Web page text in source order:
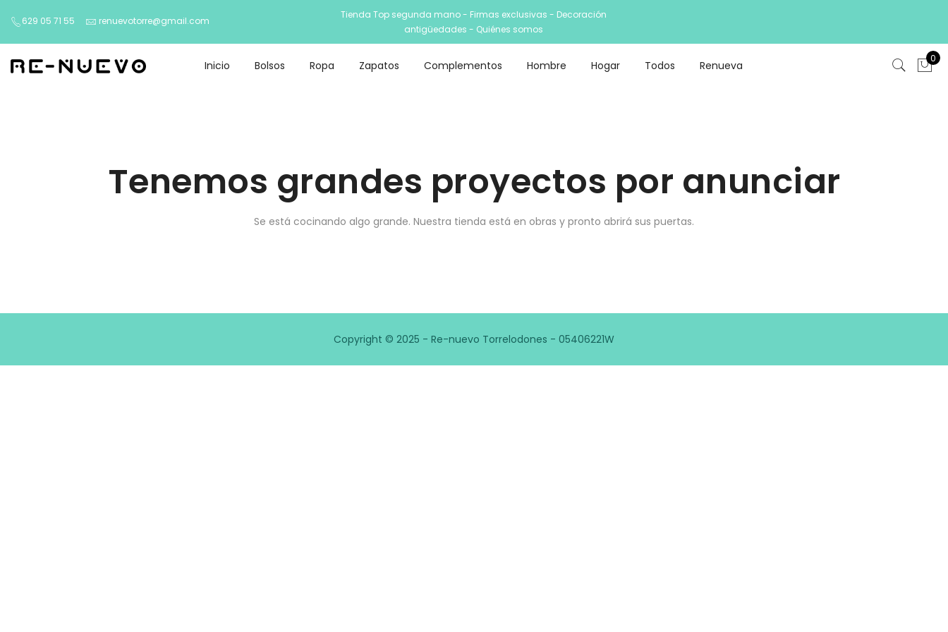
629 05 71 55 renuevotorre@gmail.com
Tienda Top segunda mano - Firmas exclusivas - Decoración
antigüedades - Quiénes somos
Inicio Bolsos Ropa Zapatos Complementos Hombre Hogar Todos Renueva
0
Tenemos grandes proyectos por anunciar
Se está cocinando algo grande. Nuestra tienda está en obras y pronto abrirá sus puertas.
Copyright © 2025 - Re-nuevo Torrelodones - 05406221W